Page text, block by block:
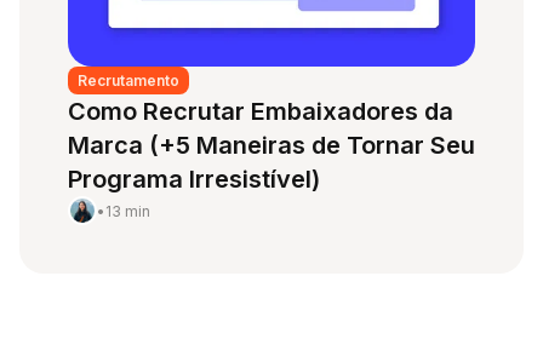
Recrutamento
Como Recrutar Embaixadores da
Marca (+5 Maneiras de Tornar Seu
Programa Irresistível)
• 13 min